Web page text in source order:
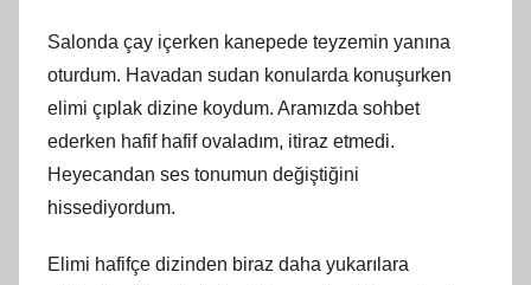
Salonda çay içerken kanepede teyzemin yanına
oturdum. Havadan sudan konularda konuşurken
elimi çıplak dizine koydum. Aramızda sohbet
ederken hafif hafif ovaladım, itiraz etmedi.
Heyecandan ses tonumun değiştiğini
hissediyordum.
Elimi hafifçe dizinden biraz daha yukarılara